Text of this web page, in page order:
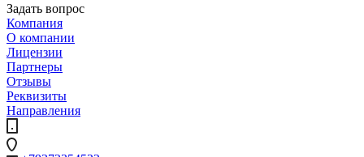
Задать вопрос
Компания
О компании
Лицензии
Партнеры
Отзывы
Реквизиты
Направления